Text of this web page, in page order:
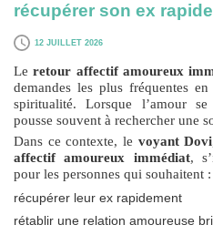
récupérer son ex
12 JUILLET 2026
Leretour affectif amoureux
demandes les plus fréquentes
spiritualité. Lorsque l’amour
pousse souvent à rechercher une
Dans ce contexte, le voyant Dovi
affectif amoureux immédiat,
pour les personnes qui souhaitent :
récupérer leur ex rapidement
rétablir une relation amoureuse